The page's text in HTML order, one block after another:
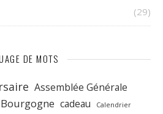
(29)
DE MOTS
Assemblée Générale
Bourgogne cadeau
Calendrier